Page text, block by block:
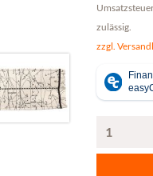
zulässig.
zzgl.